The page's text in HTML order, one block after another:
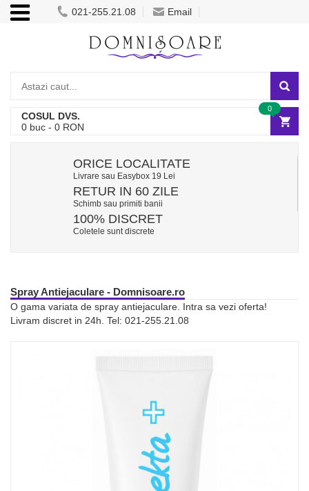
021-255.21.08 Email
COSUL DVS.
0 buc - 0 RON
0
ORICE LOCALITATE
Livrare sau Easybox 19 Lei
RETUR IN 60 ZILE
Schimb sau primiti banii
100% DISCRET
Coletele sunt discrete
Spray Antiejaculare - Domnisoare.ro
O gama variata de spray antiejaculare. Intra sa vezi oferta!
Livram discret in 24h. Tel: 021-255.21.08